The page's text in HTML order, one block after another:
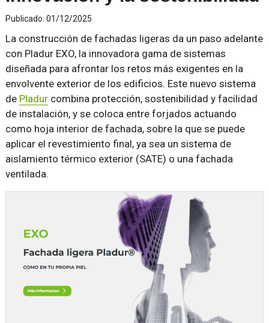
Publicado: 01/12/2025
La construcción de fachadas ligeras da un paso adelante
con Pladur EXO, la innovadora gama de sistemas
diseñada para afrontar los retos más exigentes en la
envolvente exterior de los edificios. Este nuevo sistema
de Pladurcombina protección, sostenibilidad y facilidad
de instalación, y se coloca entre forjados actuando
como hoja interior de fachada, sobre la que se puede
aplicar el revestimiento final, ya sea un sistema de
aislamiento térmico exterior (SATE) o una fachada
ventilada.